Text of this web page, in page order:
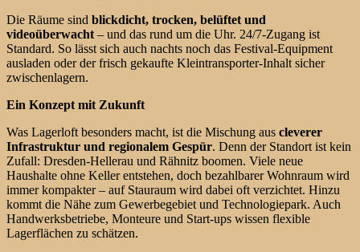
Die Räume sind blickdicht, trocken, belüftet und
videoüberwacht – und das rund um die Uhr. 24/7-Zugang ist
Standard. So lässt sich auch nachts noch das Festival-Equipment
ausladen oder der frisch gekaufte Kleintransporter-Inhalt sicher
zwischenlagern.
Ein Konzept mit Zukunft
Was Lagerloft besonders macht, ist die Mischung aus cleverer
Infrastruktur und regionalem Gespür. Denn der Standort ist kein
Zufall: Dresden-Hellerau und Rähnitz boomen. Viele neue
Haushalte ohne Keller entstehen, doch bezahlbarer Wohnraum wird
immer kompakter – auf Stauraum wird dabei oft verzichtet. Hinzu
kommt die Nähe zum Gewerbegebiet und Technologiepark. Auch
Handwerksbetriebe, Monteure und Start-ups wissen flexible
Lagerflächen zu schätzen.